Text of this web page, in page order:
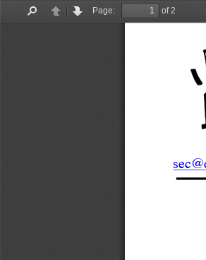
PreviousNext
Page:
of 2